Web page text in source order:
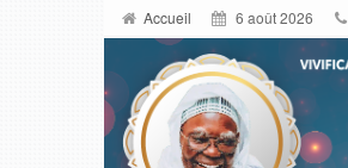
Accueil 6 août 2026